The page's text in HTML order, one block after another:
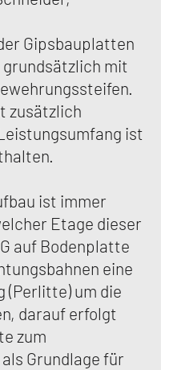
Gipsbauplatten
grundsätzlich mit
zusätzlich
ist
ist immer
Etage dieser
auf Bodenplatte
eine
(Perlitte) um die
darauf erfolgt
zum
Grundlage für